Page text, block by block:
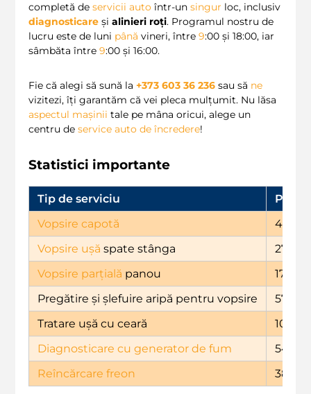
completă de servicii auto într-un singur loc, inclusiv
diagnosticare și alinieri roți. Programul nostru de
lucru este de luni până vineri, între 9:00 și 18:00, iar
sâmbăta între 9:00 și 16:00.
Fie că alegi să sună la +373 603 36 236 sau să ne
vizitezi, îți garantăm că vei pleca mulțumit. Nu lăsa
aspectul mașinii tale pe mâna oricui, alege un
centru de service auto de încredere!
Statistici importante
Tip de serviciu
Pret
Vopsire capotă
4839
Vopsire ușă spate stânga
2749
Vopsire parțială panou
1759
Pregătire și șlefuire aripă pentru vopsire
577
Tratare ușă cu ceară
1099
Diagnosticare cu generator de fum
549
Reîncărcare freon
384